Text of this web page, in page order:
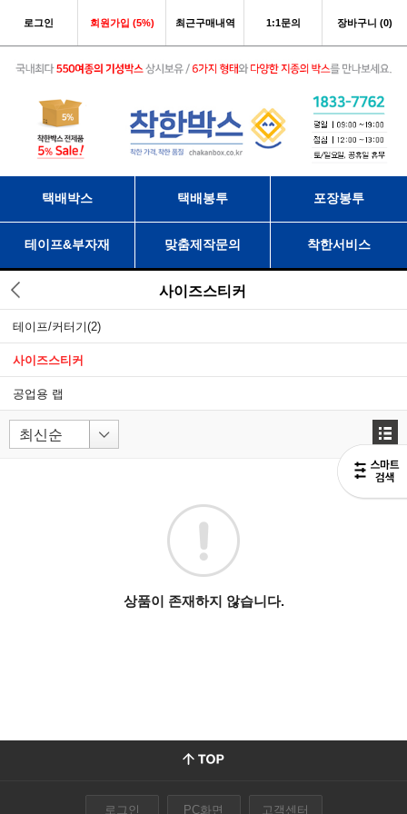
로그인 회원가입 (5%) 최근구매내역 1:1문의 장바구니 (0)
택배박스 택배봉투 포장봉투
테이프&부자재 맞춤제작문의 착한서비스
사이즈스티커
테이프/커터기(2)
사이즈스티커
공업용 랩
상품이 존재하지 않습니다.
로그인 PC화면 고객센터